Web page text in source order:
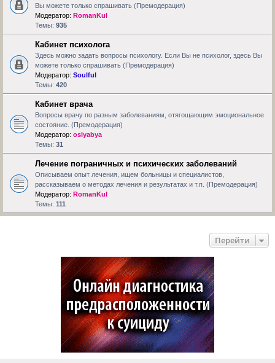
Вы можете только спрашивать (Премодерация)
Модератор: RomanKul
Темы: 935
Кабинет психолога
Здесь можно задать вопросы психологу. Если Вы не психолог, здесь Вы
можете только спрашивать (Премодерация)
Модератор: Soulful
Темы: 420
Кабинет врача
Вопросы врачу по разным заболеваниям, отягощающим эмоциональное
состояние. (Премодерация)
Модератор: oslyabya
Темы: 31
Лечение пограничных и психических заболеваний
Описываем опыт лечения, ищем больницы и специалистов,
рассказываем о методах лечения и результатах и т.п. (Премодерация)
Модератор: RomanKul
Темы: 111
Перейти